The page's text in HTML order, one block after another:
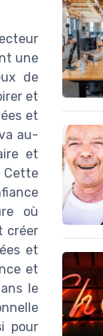
une
de
et
et
au-
et
Cette
où
créer
et
et
le
pour